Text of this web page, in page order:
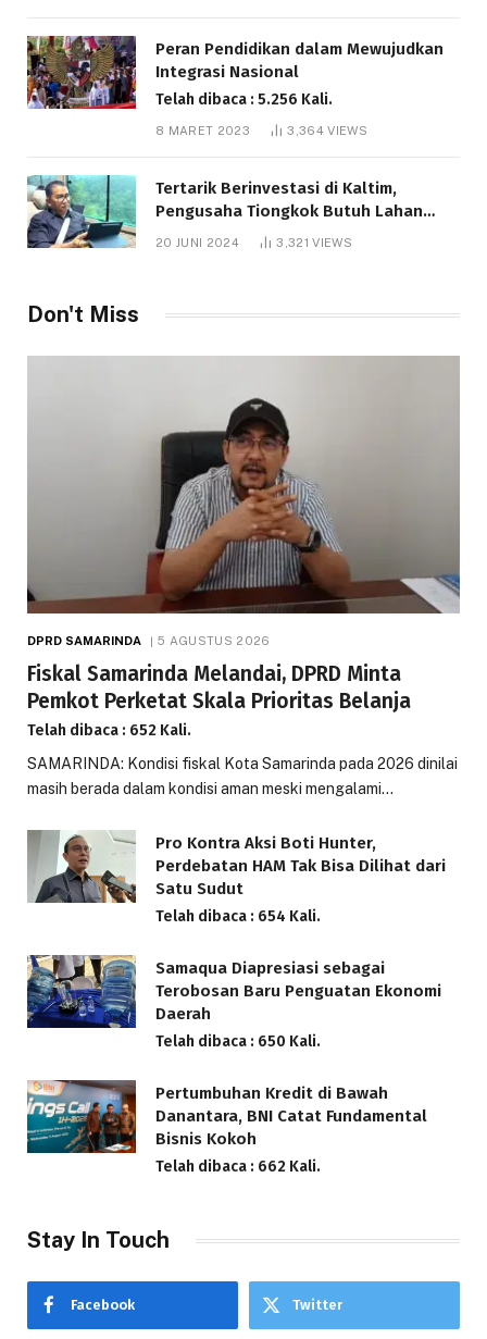
Peran Pendidikan dalam Mewujudkan
Integrasi Nasional
Telah dibaca : 5.256 Kali.
8 MARET 2023 3,364VIEWS
Tertarik Berinvestasi di Kaltim,
Pengusaha Tiongkok Butuh Lahan
1.000 Hektare
20 JUNI 2024 3,321VIEWS
Don't Miss
DPRD SAMARINDA 5 AGUSTUS 2026
Fiskal Samarinda Melandai, DPRD Minta
Pemkot Perketat Skala Prioritas Belanja
Telah dibaca : 652 Kali.
SAMARINDA: Kondisi fiskal Kota Samarinda pada 2026 dinilai
masih berada dalam kondisi aman meski mengalami…
Pro Kontra Aksi Boti Hunter,
Perdebatan HAM Tak Bisa Dilihat dari
Satu Sudut
Telah dibaca : 654 Kali.
Samaqua Diapresiasi sebagai
Terobosan Baru Penguatan Ekonomi
Daerah
Telah dibaca : 650 Kali.
Pertumbuhan Kredit di Bawah
Danantara, BNI Catat Fundamental
Bisnis Kokoh
Telah dibaca : 662 Kali.
Stay In Touch
Facebook Twitter